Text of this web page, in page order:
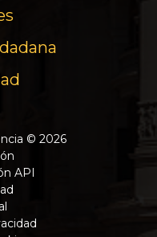
© 2026
API